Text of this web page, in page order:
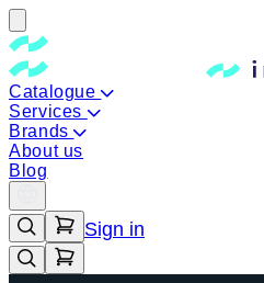
Catalogue
Services
Brands
About us
Blog
Sign in